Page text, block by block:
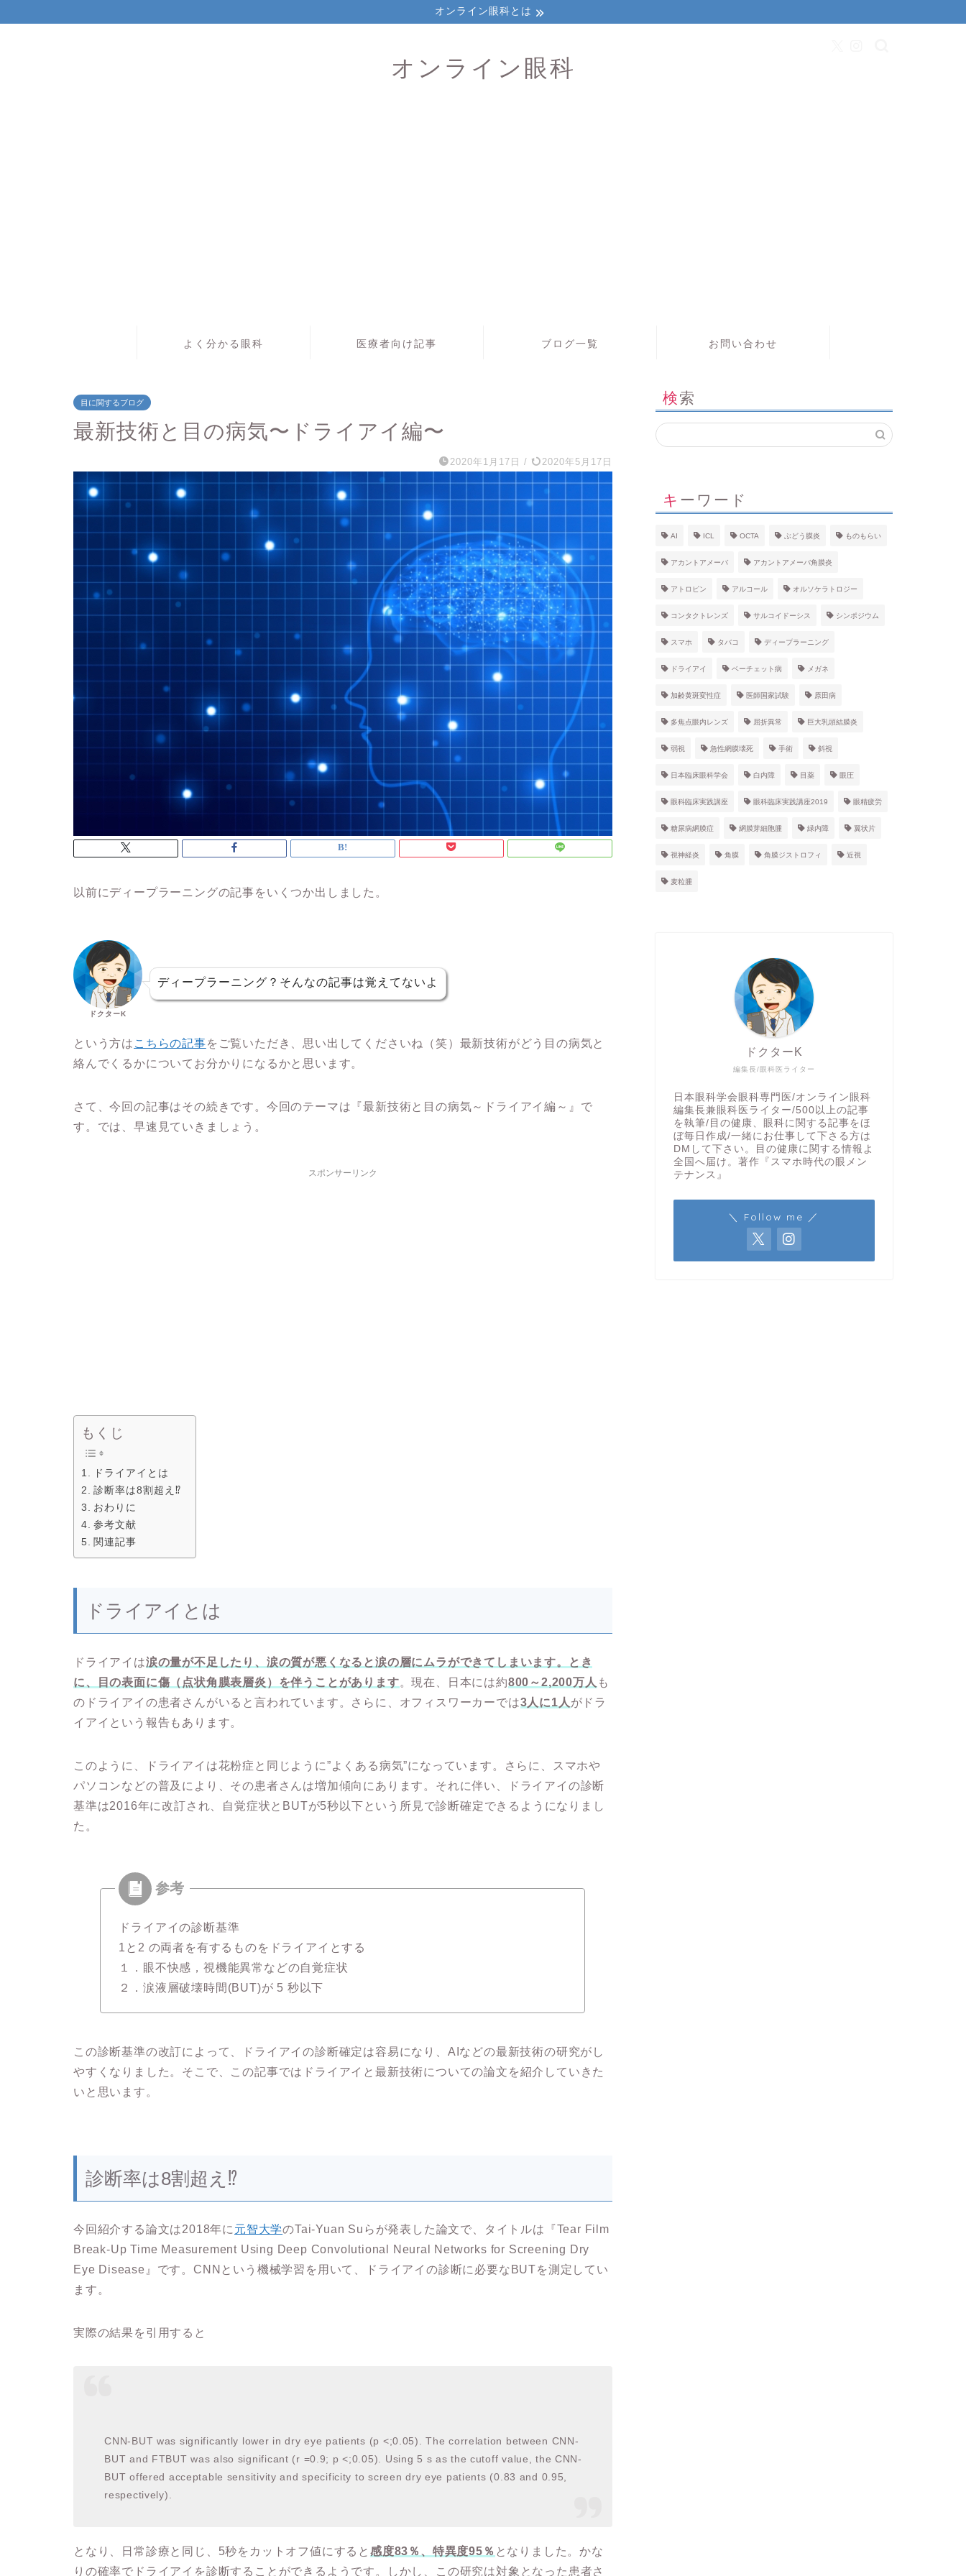
オンライン眼科とは
オンライン眼科
よく分かる眼科 医療者向け記事 ブログ一覧 お問い合わせ
目に関するブログ
最新技術と目の病気〜ドライアイ編〜
2020年1月17日 / 2020年5月17日
以前にディープラーニングの記事をいくつか出しました。
ドクターK
ディープラーニング？そんなの記事は覚えてないよ
という方は こちらの記事をご覧いただき、思い出してくださいね（笑）最新技術がどう目の病気と
絡んでくるかについてお分かりになるかと思います。
さて、今回の記事はその続きです。今回のテーマは『最新技術と目の病気～ドライアイ編～』で
す。では、早速見ていきましょう。
スポンサーリンク
もくじ
ドライアイとは
診断率は8割超え⁉︎
おわりに
参考文献
関連記事
ドライアイとは
ドライアイは涙の量が不足したり、涙の質が悪くなると涙の層にムラができてしまいます。とき
に、目の表面に傷（点状角膜表層炎）を伴うことがあります。現在、日本には約800～2,200万人 も
のドライアイの患者さんがいると言われています。さらに、オフィスワーカーでは3人に1人 がドラ
イアイという報告もあります。
このように、ドライアイは花粉症と同じように”よくある病気”になっています。さらに、スマホや
パソコンなどの普及により、その患者さんは増加傾向にあります。それに伴い、ドライアイの診断
基準は2016年に改訂され、自覚症状とBUTが5秒以下という所見で診断確定できるようになりまし
た。
ドライアイの診断基準
1と2 の両者を有するものをドライアイとする
１．眼不快感，視機能異常などの自覚症状
２．涙液層破壊時間(BUT)が 5 秒以下
この診断基準の改訂によって、ドライアイの診断確定は容易になり、AIなどの最新技術の研究がし
やすくなりました。そこで、この記事ではドライアイと最新技術についての論文を紹介していきた
いと思います。
診断率は8割超え⁉︎
今回紹介する論文は2018年に 元智大学のTai-Yuan Suらが発表した論文で、タイトルは『Tear Film
Break-Up Time Measurement Using Deep Convolutional Neural Networks for Screening Dry
Eye Disease』です。CNNという機械学習を用いて、ドライアイの診断に必要なBUTを測定してい
ます。
実際の結果を引用すると
CNN-BUT was significantly lower in dry eye patients (p <;0.05). The correlation between CNN-
BUT and FTBUT was also significant (r =0.9; p <;0.05). Using 5 s as the cutoff value, the CNN-
BUT offered acceptable sensitivity and specificity to screen dry eye patients (0.83 and 0.95,
respectively).
となり、日常診療と同じ、5秒をカットオフ値にすると 感度83％、特異度95％ となりました。かな
りの確率でドライアイを診断することができるようです。しかし、この研究は対象となった患者さ
検索
キーワード
AI ICL OCTA ぶどう膜炎 ものもらい
アカントアメーバ アカントアメーバ角膜炎
アトロピン アルコール オルソケラトロジー
コンタクトレンズ サルコイドーシス シンポジウム
スマホ タバコ ディープラーニング
ドライアイ ベーチェット病 メガネ
加齢黄斑変性症 医師国家試験 原田病
多焦点眼内レンズ 屈折異常 巨大乳頭結膜炎
弱視 急性網膜壊死 手術 斜視
日本臨床眼科学会 白内障 目薬 眼圧
眼科臨床実践講座 眼科臨床実践講座2019 眼精疲労
糖尿病網膜症 網膜芽細胞腫 緑内障 翼状片
視神経炎 角膜 角膜ジストロフィ 近視
麦粒腫
編集長/眼科医ライター
ドクターK
日本眼科学会眼科専門医/オンライン眼科
編集長兼眼科医ライター/500以上の記事
を執筆/目の健康、眼科に関する記事をほ
ぼ毎日作成/一緒にお仕事して下さる方は
DMして下さい。目の健康に関する情報よ
全国へ届け。著作『スマホ時代の眼メン
テナンス』
＼ Follow me ／